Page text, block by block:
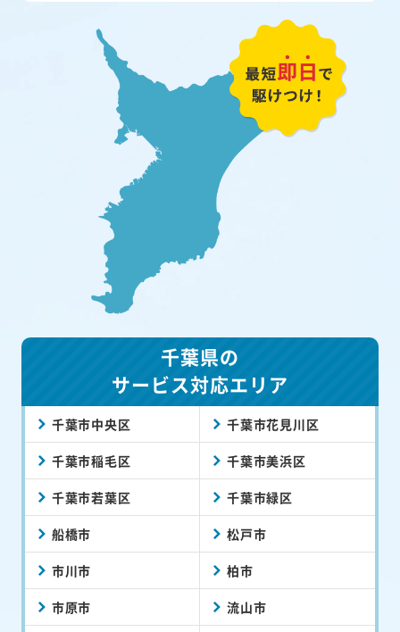
千葉県の
サービス対応エリア
千葉市中央区 千葉市花見川区
千葉市稲毛区 千葉市美浜区
千葉市若葉区 千葉市緑区
船橋市 松戸市
市川市 柏市
市原市 流山市